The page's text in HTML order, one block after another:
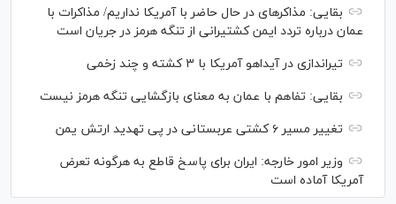
بقایی: مذاکره‎ای در حال حاضر با آمریکا نداریم/ مذاکرات با
عمان درباره تردد ایمن کشتیرانی از تنگه هرمز در جریان است
تیراندازی در آیداهو آمریکا با ۳ کشته و چند زخمی
بقایی: تفاهم با عمان به معنای بازگشایی تنگه هرمز نیست
تغییر مسیر ۶ کشتی عربستانی در پی تهدید ارتش یمن
وزیر امور خارجه: ایران برای پاسخ قاطع به هرگونه تعرض
آمریکا آماده است